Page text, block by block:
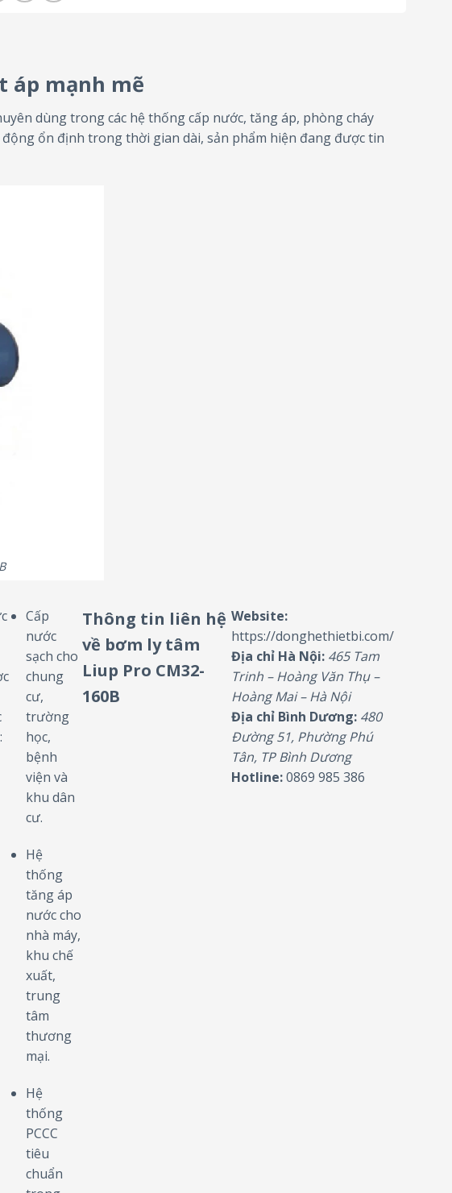
áp mạnh mẽ
dùng trong các hệ thống cấp nước, tăng áp, phòng cháy
ổn định trong thời gian dài, sản phẩm hiện đang được tin
Cấp
nước
sạch cho
chung
cư,
trường
học,
bệnh
viện và
khu dân
cư.
Hệ
thống
tăng áp
nước cho
nhà máy,
khu chế
xuất,
trung
tâm
thương
mại.
Hệ
thống
PCCC
tiêu
chuẩn
Thông tin liên hệ
về bơm ly tâm
Liup Pro CM32-
160B
Website:
https://donghethietbi.com/
Địa chỉ Hà Nội: 465 Tam
Trinh – Hoàng Văn Thụ –
Hoàng Mai – Hà Nội
Địa chỉ Bình Dương: 480
Đường 51, Phường Phú
Tân, TP Bình Dương
Hotline:0869 985 386